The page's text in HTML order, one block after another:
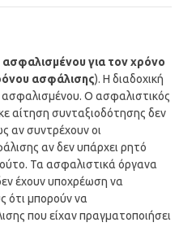
ασφαλισμένου για τον χρόνο
ασφάλισης). Η διαδοχική
Ο ασφαλιστικός
αίτηση συνταξιοδότησης δεν
αν συντρέχουν οι
αν δεν υπάρχει ρητό
Τα ασφαλιστικά όργανα
έχουν υποχρέωση να
ότι μπορούν να
που είχαν πραγματοποιήσει